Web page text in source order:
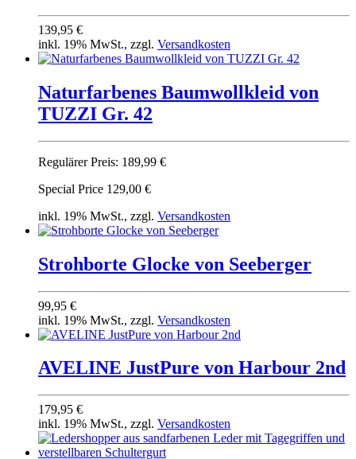
139,95 €
inkl. 19% MwSt., zzgl. Versandkosten
Naturfarbenes Baumwollkleid von
TUZZI Gr. 42
Regulärer Preis: 189,99 €
Special Price 129,00 €
inkl. 19% MwSt., zzgl. Versandkosten
Strohborte Glocke von Seeberger
99,95 €
inkl. 19% MwSt., zzgl. Versandkosten
AVELINE JustPure von Harbour 2nd
179,95 €
inkl. 19% MwSt., zzgl. Versandkosten